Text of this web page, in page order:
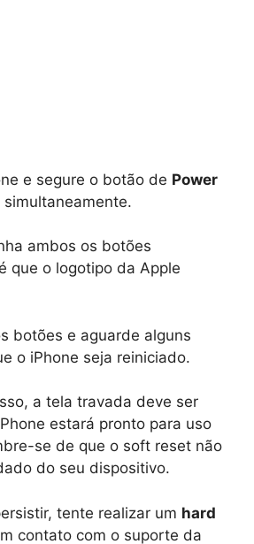
e segure o botão de Power
simultaneamente.
ambos os botões
que o logotipo da Apple
botões e aguarde alguns
o iPhone seja reiniciado.
a tela travada deve ser
estará pronto para uso
se de que o soft reset não
do seu dispositivo.
tente realizar um hard
contato com o suporte da